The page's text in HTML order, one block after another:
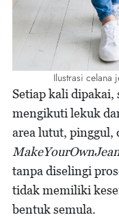
Ilustrasi
Setiap kali dipakai,
mengikuti lekuk
area lutut, pinggul,
tanpa diselingi
tidak memiliki
bentuk semula.